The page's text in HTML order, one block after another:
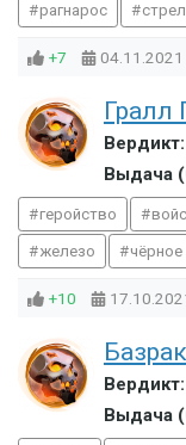
рагнарос
+7 04.11.2021
Гралл
Вердикт:
Выдача
геройство
железо чёрное
+10
Вердикт:
Выдача